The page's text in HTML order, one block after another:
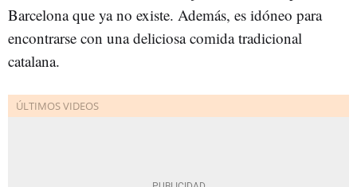
Barcelona que ya no existe. Además, es idóneo para
encontrarse con una deliciosa comida tradicional
catalana.